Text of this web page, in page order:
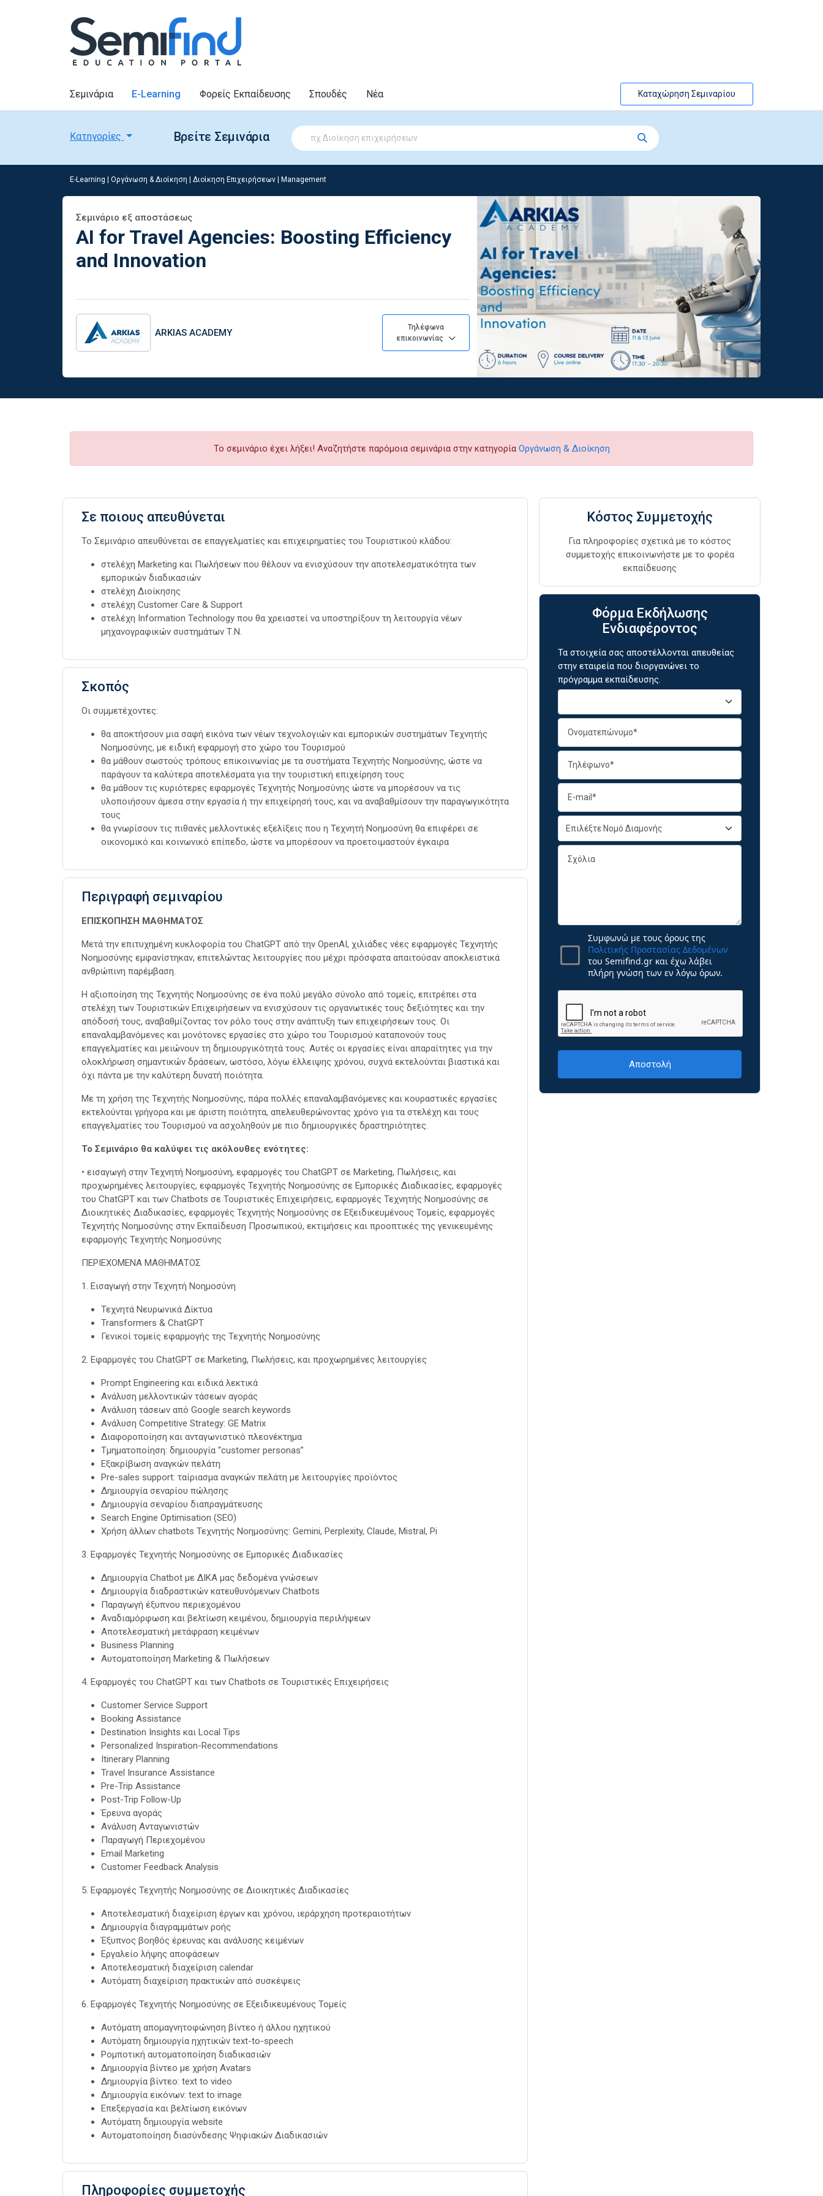
Σεμινάρια E-Learning Φορείς Εκπαίδευσης Σπουδές Νέα Καταχώρηση Σεμιναρίου
Κατηγορίες Βρείτε Σεμινάρια
E-Learning Οργάνωση & Διοίκηση Διοίκηση Επιχειρήσεων | Management
Σεμινάριο εξ αποστάσεως
AI for Travel Agencies: Boosting Efficiency
and Innovation
ARKIAS ACADEMY
Τηλέφωνα
επικοινωνίας
Το σεμινάριο έχει λήξει! Αναζητήστε παρόμοια σεμινάρια στην κατηγορία Οργάνωση & Διοίκηση
Σε ποιους απευθύνεται
Το Σεμινάριο απευθύνεται σε επαγγελματίες και επιχειρηματίες του Τουριστικού κλάδου:
στελέχη Marketing και Πωλήσεων που θέλουν να ενισχύσουν την αποτελεσματικότητα των
εμπορικών διαδικασιών
στελέχη Διοίκησης
στελέχη Customer Care & Support
στελέχη Information Technology που θα χρειαστεί να υποστηρίξουν τη λειτουργία νέων
μηχανογραφικών συστημάτων Τ.Ν.
Σκοπός
Οι συμμετέχοντες:
θα αποκτήσουν μια σαφή εικόνα των νέων τεχνολογιών και εμπορικών συστημάτων Τεχνητής
Νοημοσύνης, με ειδική εφαρμογή στο χώρο του Τουρισμού
θα μάθουν σωστούς τρόπους επικοινωνίας με τα συστήματα Τεχνητής Νοημοσύνης, ώστε να
παράγουν τα καλύτερα αποτελέσματα για την τουριστική επιχείρηση τους
θα μάθουν τις κυριότερες εφαρμογές Τεχνητής Νοημοσύνης ώστε να μπορέσουν να τις
υλοποιήσουν άμεσα στην εργασία ή την επιχείρησή τους, και να αναβαθμίσουν την παραγωγικότητα
τους
θα γνωρίσουν τις πιθανές μελλοντικές εξελίξεις που η Τεχνητή Νοημοσύνη θα επιφέρει σε
οικονομικό και κοινωνικό επίπεδο, ώστε να μπορέσουν να προετοιμαστούν έγκαιρα
Περιγραφή σεμιναρίου
EΠΙΣΚΟΠΗΣΗ ΜΑΘΗΜΑΤΟΣ
Μετά την επιτυχημένη κυκλοφορία του ChatGPT από την OpenAI, χιλιάδες νέες εφαρμογές Τεχνητής
Νοημοσύνης εμφανίστηκαν, επιτελώντας λειτουργίες που μέχρι πρόσφατα απαιτούσαν αποκλειστικά
ανθρώπινη παρέμβαση.
Η αξιοποίηση της Τεχνητής Νοημοσύνης σε ένα πολύ μεγάλο σύνολο από τομείς, επιτρέπει στα
στελέχη των Τουριστικών Επιχειρήσεων να ενισχύσουν τις οργανωτικές τους δεξιότητες και την
απόδοσή τους, αναβαθμίζοντας τον ρόλο τους στην ανάπτυξη των επιχειρήσεων τους. Οι
επαναλαμβανόμενες και μονότονες εργασίες στο χώρο του Τουρισμού καταπονούν τους
επαγγελματίες και μειώνουν τη δημιουργικότητά τους. Αυτές οι εργασίες είναι απαραίτητες για την
ολοκλήρωση σημαντικών δράσεων, ωστόσο, λόγω έλλειψης χρόνου, συχνά εκτελούνται βιαστικά και
όχι πάντα με την καλύτερη δυνατή ποιότητα.
Με τη χρήση της Τεχνητής Νοημοσύνης, πάρα πολλές επαναλαμβανόμενες και κουραστικές εργασίες
εκτελούνται γρήγορα και με άριστη ποιότητα, απελευθερώνοντας χρόνο για τα στελέχη και τους
επαγγελματίες του Τουρισμού να ασχοληθούν με πιο δημιουργικές δραστηριότητες.
Το Σεμινάριο θα καλύψει τις ακόλουθες ενότητες:
• εισαγωγή στην Τεχνητή Νοημοσύνη, εφαρμογές του ChatGPT σε Marketing, Πωλήσεις, και
προχωρημένες λειτουργίες, εφαρμογές Τεχνητής Νοημοσύνης σε Εμπορικές Διαδικασίες, εφαρμογές
του ChatGPT και των Chatbots σε Τουριστικές Επιχειρήσεις, εφαρμογές Τεχνητής Νοημοσύνης σε
Διοικητικές Διαδικασίες, εφαρμογές Τεχνητής Νοημοσύνης σε Εξειδικευμένους Τομείς, εφαρμογές
Τεχνητής Νοημοσύνης στην Εκπαίδευση Προσωπικού, εκτιμήσεις και προοπτικές της γενικευμένης
εφαρμογής Τεχνητής Νοημοσύνης
ΠΕΡΙΕΧΟΜΕΝΑ ΜΑΘΗΜΑΤΟΣ
1. Εισαγωγή στην Τεχνητή Νοημοσύνη
Τεχνητά Νευρωνικά Δίκτυα
Transformers & ChatGPT
Γενικοί τομείς εφαρμογής της Τεχνητής Νοημοσύνης
2. Εφαρμογές του ChatGPT σε Marketing, Πωλήσεις, και προχωρημένες λειτουργίες
Prompt Engineering και ειδικά λεκτικά
Ανάλυση μελλοντικών τάσεων αγοράς
Ανάλυση τάσεων από Google search keywords
Ανάλυση Competitive Strategy: GE Matrix
Διαφοροποίηση και ανταγωνιστικό πλεονέκτημα
Τμηματοποίηση: δημιουργία “customer personas”
Εξακρίβωση αναγκών πελάτη
Pre-sales support: ταίριασμα αναγκών πελάτη με λειτουργίες προϊόντος
Δημιουργία σεναρίου πώλησης
Δημιουργία σεναρίου διαπραγμάτευσης
Search Engine Optimisation (SEO)
Χρήση άλλων chatbots Τεχνητής Νοημοσύνης: Gemini, Perplexity, Claude, Mistral, Pi
3. Εφαρμογές Τεχνητής Νοημοσύνης σε Εμπορικές Διαδικασίες
Δημιουργία Chatbot με ΔΙΚΑ μας δεδομένα γνώσεων
Δημιουργία διαδραστικών κατευθυνόμενων Chatbots
Παραγωγή έξυπνου περιεχομένου
Αναδιαμόρφωση και βελτίωση κειμένου, δημιουργία περιλήψεων
Αποτελεσματική μετάφραση κειμένων
Business Planning
Αυτοματοποίηση Marketing & Πωλήσεων
4. Εφαρμογές του ChatGPT και των Chatbots σε Τουριστικές Επιχειρήσεις
Customer Service Support
Booking Assistance
Destination Insights και Local Tips
Personalized Inspiration-Recommendations
Itinerary Planning
Travel Insurance Assistance
Pre-Trip Assistance
Post-Trip Follow-Up
Έρευνα αγοράς
Ανάλυση Ανταγωνιστών
Παραγωγή Περιεχομένου
Email Marketing
Customer Feedback Analysis
5. Εφαρμογές Τεχνητής Νοημοσύνης σε Διοικητικές Διαδικασίες
Αποτελεσματική διαχείριση έργων και χρόνου, ιεράρχηση προτεραιοτήτων
Δημιουργία διαγραμμάτων ροής
Έξυπνος βοηθός έρευνας και ανάλυσης κειμένων
Εργαλείο λήψης αποφάσεων
Αποτελεσματική διαχείριση calendar
Αυτόματη διαχείριση πρακτικών από συσκέψεις
6. Εφαρμογές Τεχνητής Νοημοσύνης σε Εξειδικευμένους Τομείς
Αυτόματη απομαγνητοφώνηση βίντεο ή άλλου ηχητικού
Αυτόματη δημιουργία ηχητικών text-to-speech
Ρομποτική αυτοματοποίηση διαδικασιών
Δημιουργία βίντεο με χρήση Avatars
Δημιουργία βίντεο: text to video
Δημιουργία εικόνων: text to image
Επεξεργασία και βελτίωση εικόνων
Αυτόματη δημιουργία website
Αυτοματοποίηση διασύνδεσης Ψηφιακών Διαδικασιών
Πληροφορίες συμμετοχής
Κόστος Συμμετοχής
Για πληροφορίες σχετικά με το κόστος
συμμετοχής επικοινωνήστε με το φορέα
εκπαίδευσης
Φόρμα Εκδήλωσης
Ενδιαφέροντος
Τα στοιχεία σας αποστέλλονται απευθείας
στην εταιρεία που διοργανώνει το
πρόγραμμα εκπαίδευσης.
Συμφωνώ με τους όρους της
Πολιτικής Προστασίας Δεδομένων
του Semifind.gr και έχω λάβει
πλήρη γνώση των εν λόγω όρων.